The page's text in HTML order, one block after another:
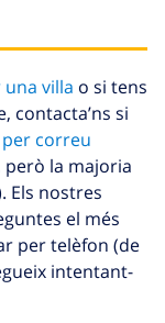
a l’arribada
a l’arribada
A pagar a
a l’arribada
villa o si tens
contacta’ns si
per correu
però la majoria
Els nostres
el més
per telèfon (de
intentant-